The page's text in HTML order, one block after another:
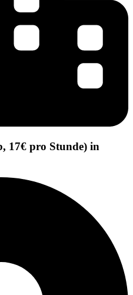
17€ pro Stunde) in